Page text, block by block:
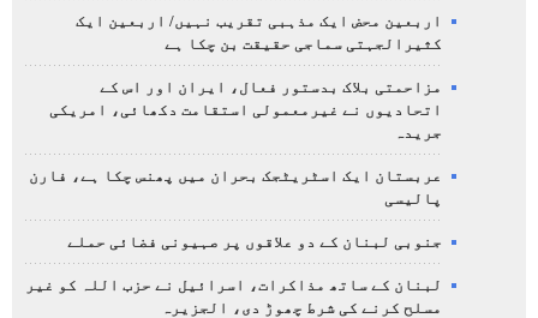
اربعین محض ایک مذہبی تقریب نہیں/ اربعین ایک
کثیرالجہتی سماجی حقیقت بن چکا ہے
مزاحمتی بلاک بدستور فعال، ایران اور اس کے
اتحادیوں نے غیرمعمولی استقامت دکھائی، امریکی
جریدہ
عربستان ایک اسٹریٹجک بحران میں پھنس چکا ہے، فارن
پالیسی
جنوبی لبنان کے دو علاقوں پر صہیونی فضائی حملے
لبنان کے ساتھ مذاکرات، اسرائیل نے حزب اللہ کو غیر
مسلح کرنے کی شرط چھوڑ دی، الجزیرہ